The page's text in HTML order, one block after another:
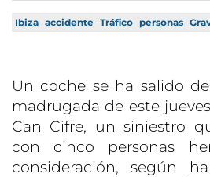
Ibiza accidente Tráfico personas
Un coche se ha salido
madrugada de este
Can Cifre, un siniestro
con cinco personas
consideración, según